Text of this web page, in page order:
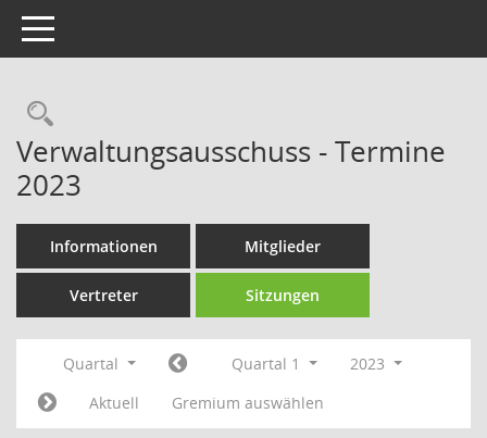
Toggle navigation
Rechercheauswahl
Verwaltungsausschuss - Termine
2023
Informationen Mitglieder
Vertreter Sitzungen
Quartal Quartal 1
2023
Aktuell
Gremium auswählen